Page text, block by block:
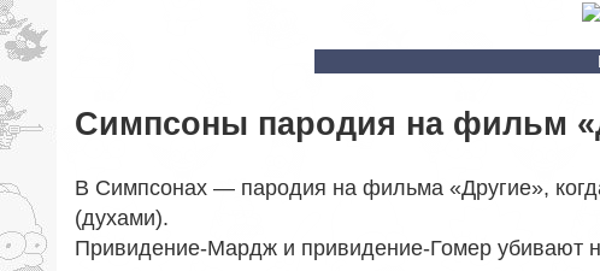
Симпсоны пародия на фильм
В Симпсонах — пародия на фильма «Другие»,
(духами).
Привидение-Мардж и привидение-Гомер убивают